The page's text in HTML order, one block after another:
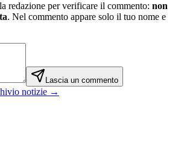
redazione per verificare il commento: non
. Nel commento appare solo il tuo nome e
Lascia un commento
notizie →